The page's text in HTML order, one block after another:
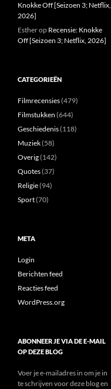
Knokke Off [Seizoen 3; Netflix,
2026]
Estherop Recensie: Knokke
Off [Seizoen 3; Netflix, 2026]
CATEGORIEËN
Filmrecensies(479)
Filmstukken (644)
Geschiedenis(118)
Muziek(58)
Overig(142)
Quotes(37)
Religie(94)
Sport(70)
META
Login
Berichten feed
Reacties feed
WordPress.org
ABONNEER JE VIA DE E-MAIL
OP DEZE BLOG
Voer je e-mailadres in om je in
te schrijven voor deze blog en